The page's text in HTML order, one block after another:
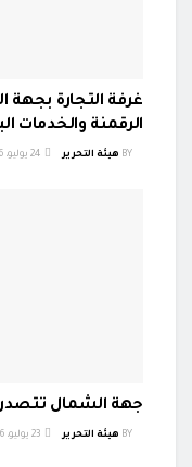
غرفة التجارة
الرقمنة والخدمات
BY هيئة التحرير
جهة الشمال تتصدر
BY هيئة التحرير